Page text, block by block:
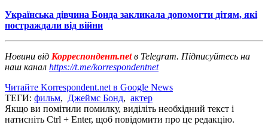
Українська дівчина Бонда закликала допомогти дітям, які
постраждали від війни
Новини від Корреспондент.netв Telegram. Підписуйтесь на
наш канал https://t.me/korrespondentnet
Читайте Korrespondent.net в Google News
ТЕГИ: фильм, Джеймс Бонд, актер
Якщо ви помітили помилку, виділіть необхідний текст і
натисніть Ctrl + Enter, щоб повідомити про це редакцію.